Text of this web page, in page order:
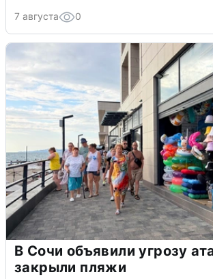
7 августа 0
В Сочи объявили угрозу
закрыли пляжи